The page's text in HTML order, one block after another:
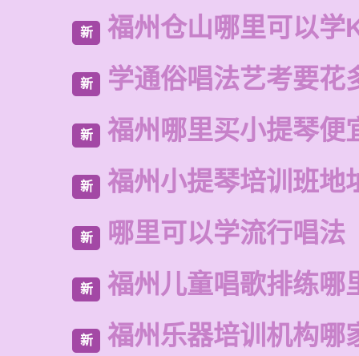
新 福州仓山哪里可以学
新 学通俗唱法艺考要花
新 福州哪里买小提琴便
新 福州小提琴培训班地
新 哪里可以学流行唱法
新 福州儿童唱歌排练哪
新 福州乐器培训机构哪